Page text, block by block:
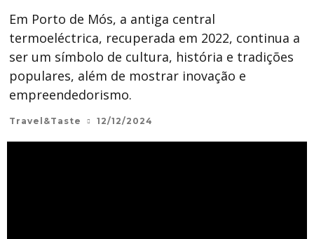
Em Porto de Mós, a antiga central
termoeléctrica, recuperada em 2022, continua a
ser um símbolo de cultura, história e tradições
populares, além de mostrar inovação e
empreendedorismo.
Travel&Taste 12/12/2024